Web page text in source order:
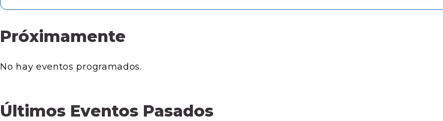
Próximamente
No hay eventos programados.
Últimos Eventos Pasados